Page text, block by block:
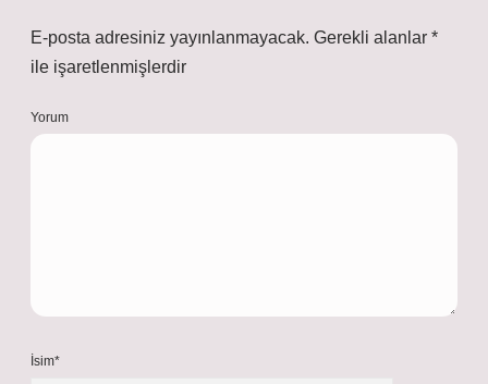
E-posta adresiniz yayınlanmayacak. Gerekli alanlar *
ile işaretlenmişlerdir
Yorum
İsim*